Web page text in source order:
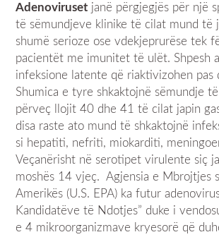
Adenoviruset janë përgjegjës për një
të sëmundjeve klinike të cilat mund të
shumë serioze ose vdekjeprurëse tek
pacientët me imunitet të ulët. Shpesh
infeksione latente që riaktivizohen pas
Shumica e tyre shkaktojnë sëmundje
përveç llojit 40 dhe 41 të cilat japin
disa raste ato mund të shkaktojnë
si hepatiti, nefriti, miokarditi,
Veçanërisht në serotipet virulente siç
moshës 14 vjeç. Agjensia e Mbrojtjes
Amerikës (U.S. EPA) ka futur
Kandidatëve të Ndotjes” duke i
e 4 mikroorganizmave kryesorë që